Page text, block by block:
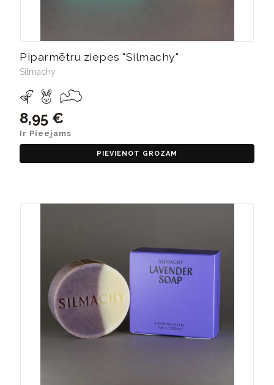
Piparmētru ziepes "Silmachy"
Silmachy
8,95 €
Ir Pieejams
PIEVIENOT GROZAM